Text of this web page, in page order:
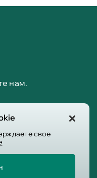
свое
нам.